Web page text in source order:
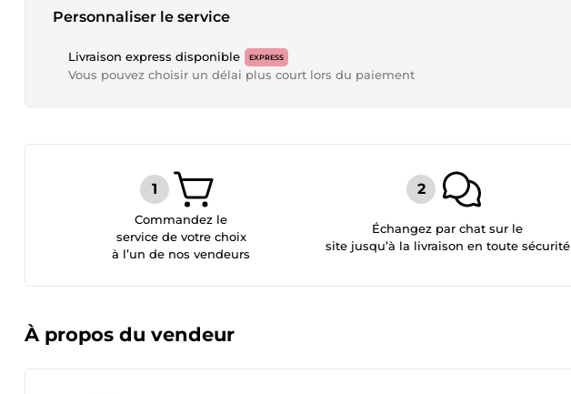
Personnaliser le service
Livraison express disponible EXPRESS
Vous pouvez choisir un délai plus court lors du paiement
Commandez le
service de votre choix
à l’un de nos vendeurs
Échangez par chat sur le
site jusqu’à la livraison en toute sécurité
À propos du vendeur